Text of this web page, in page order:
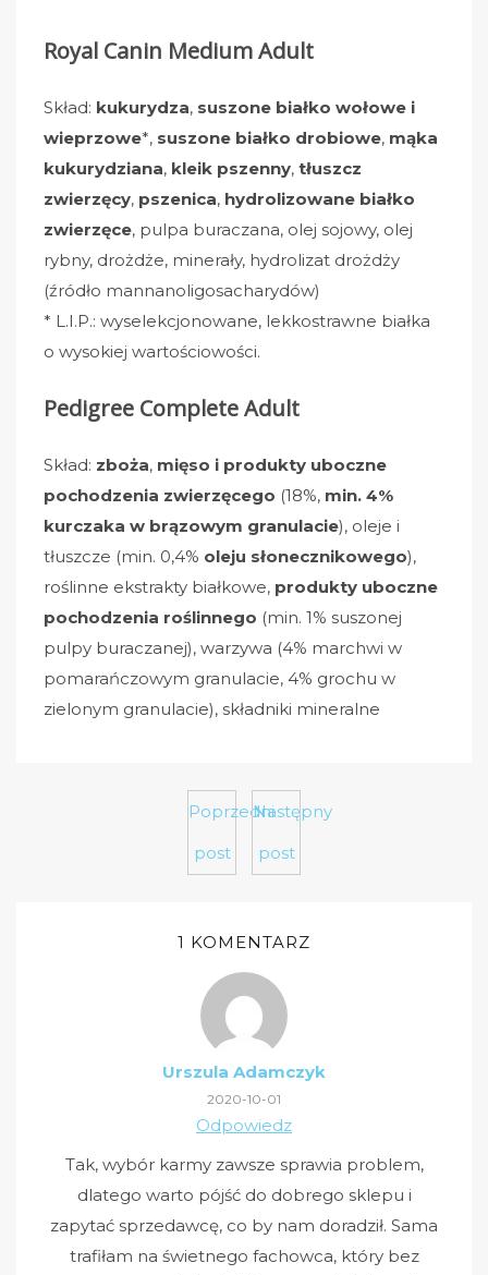
Royal Canin Medium Adult
Skład: kukurydza, suszone białko wołowe i
wieprzowe*, suszone białko drobiowe, mąka
kukurydziana, kleik pszenny, tłuszcz
zwierzęcy, pszenica, hydrolizowane białko
zwierzęce, pulpa buraczana, olej sojowy, olej
rybny, drożdże, minerały, hydrolizat drożdży
(źródło mannanoligosacharydów)
* L.I.P.: wyselekcjonowane, lekkostrawne białka
o wysokiej wartościowości.
Pedigree Complete Adult
Skład: zboża, mięso i produkty uboczne
pochodzenia zwierzęcego (18%, min. 4%
kurczaka w brązowym granulacie), oleje i
tłuszcze (min. 0,4% oleju słonecznikowego),
roślinne ekstrakty białkowe, produkty uboczne
pochodzenia roślinnego (min. 1% suszonej
pulpy buraczanej), warzywa (4% marchwi w
pomarańczowym granulacie, 4% grochu w
zielonym granulacie), składniki mineralne
Poprzedni
post
Następny
post
1 KOMENTARZ
Urszula Adamczyk
2020-10-01
Odpowiedz
Tak, wybór karmy zawsze sprawia problem,
dlatego warto pójść do dobrego sklepu i
zapytać sprzedawcę, co by nam doradził. Sama
trafiłam na świetnego fachowca, który bez